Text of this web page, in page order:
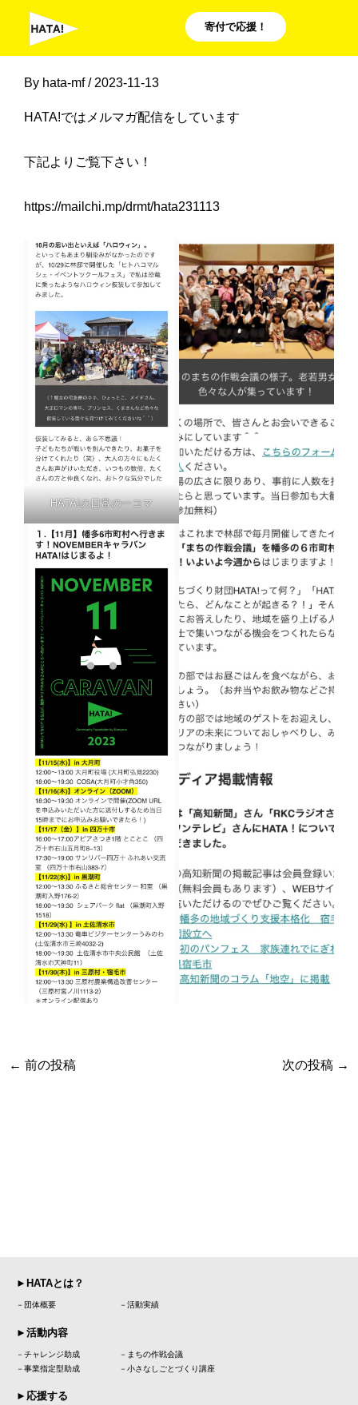
を
寄付で応援！
By hata-mf/ 2023-11-13
HATA!ではメルマガ配信をしています
下記よりご覧下さい！
https://mailchi.mp/drmt/hata231113
HATA!の日常の一コマ
← 前の投稿 次の投稿 →
►HATAとは？
－団体概要 －活動実績
►活動内容
－チャレンジ助成 －まちの作戦会議
－事業指定型助成 －小さなしごとづくり講座
►応援する